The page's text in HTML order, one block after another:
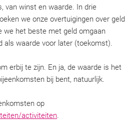
van winst en waarde. In drie
we onze overtuigingen over geld
we het beste met geld omgaan
als waarde voor later (toekomst).
erbij te zijn. En ja, de waarde is het
bij bent, natuurlijk.
op
activiteiten.